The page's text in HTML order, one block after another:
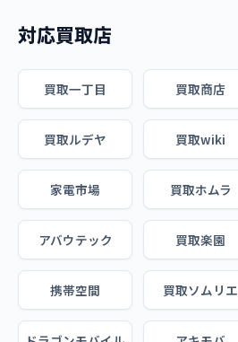
対応買取店
買取一丁目 買取商店
買取ルデヤ 買取wiki
家電市場 買取ホムラ
アバウテック 買取楽園
携帯空間 買取ソムリエ